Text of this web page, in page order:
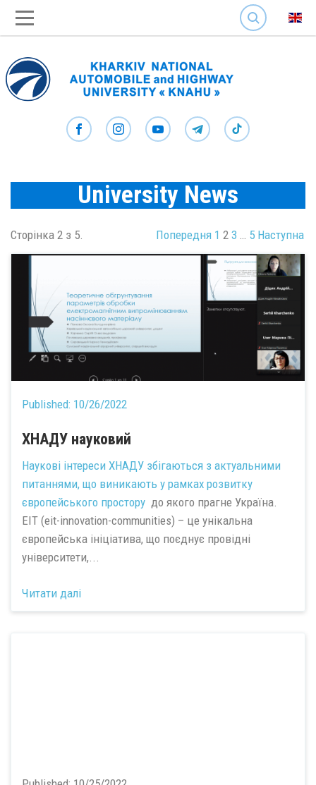
SEARCH
University News
Сторінка 2 з 5. Попередня 1 2 3 … 5 Наступна
Published: 10/26/2022
ХНАДУ науковий
Наукові інтереси ХНАДУ збігаються з актуальними
питаннями, що виникають у рамках розвитку
європейського простору до якого прагне Україна.
EIT (eit-innovation-communities) – це унікальна
європейська ініціатива, що поєднує провідні
університети,...
Читати далі